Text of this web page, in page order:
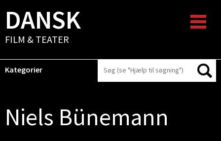
DANSK
FILM & TEATER
Kategorier
Niels Bünemann